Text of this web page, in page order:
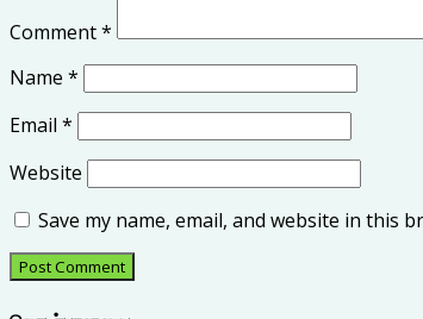
Comment*
Name *
Email *
Website
Save my name, email, and website in this